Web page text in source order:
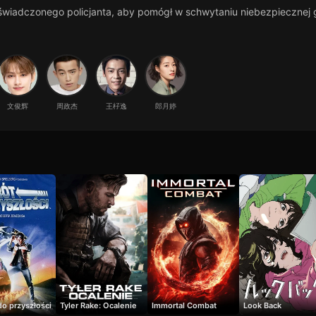
policjanta, aby pomógł w schwytaniu niebezpiecznej
文俊辉 周政杰 王杍逸 郎月婷
przyszłości Tyler Rake: Ocalenie Immortal Combat Look Back